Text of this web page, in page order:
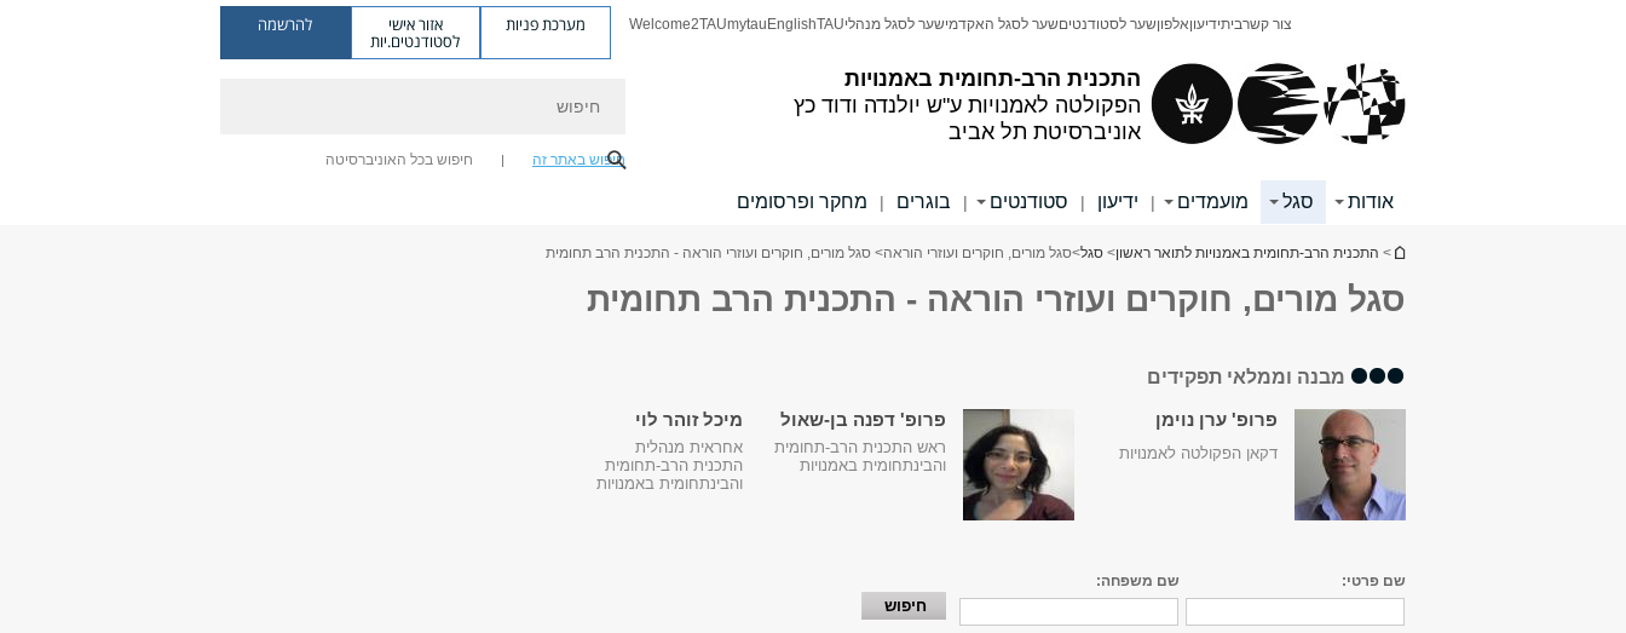
התכנית הרב-תחומית באמנויות
הפקולטה לאמנויות ע"ש יולנדה ודוד כץ
אוניברסיטת תל אביב
צור קשרביתידיעוןאלפוןשער לסטודנטיםשער לסגל האקדמישער לסגל מנהליTAU
English
mytau
Welcome2TAU מערכת פניות אזור אישי
לסטודנטים.יות
להרשמה
חיפוש באתר זה חיפוש בכל האוניברסיטה
אודות סגל מועמדים | ידיעון | סטודנטים | בוגרים | מחקר ופרסומים
הינך נמצא כאן
> התכנית הרב-תחומית באמנויות לתואר ראשון> סגל>סגל מורים, חוקרים ועוזרי הוראה> סגל מורים, חוקרים ועוזרי הוראה - התכנית הרב תחומית
סגל מורים, חוקרים ועוזרי הוראה - התכנית הרב תחומית
מבנה וממלאי תפקידים
פרופ' ערן נוימן
דקאן הפקולטה לאמנויות
פרופ' דפנה בן-שאול
ראש התכנית הרב-תחומית
והבינתחומית באמנויות
מיכל זוהר לוי
אחראית מנהלית
התכנית הרב-תחומית
והבינתחומית באמנויות
שם פרטי: שם משפחה: